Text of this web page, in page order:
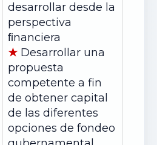
desarrollar desde la
perspectiva
ﬁnanciera
★ Desarrollar una
propuesta
competente a fin
de obtener capital
de las diferentes
opciones de fondeo